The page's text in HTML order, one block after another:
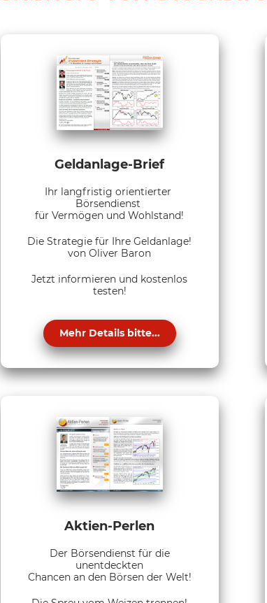
Geldanlage-Brief
Ihr langfristig orientierter
Börsendienst
für Vermögen und Wohlstand!
Die Strategie für Ihre Geldanlage!
von Oliver Baron
Jetzt informieren und kostenlos
testen!
Mehr Details bitte...
Aktien-Perlen
Der Börsendienst für die
unentdeckten
Chancen an den Börsen der Welt!